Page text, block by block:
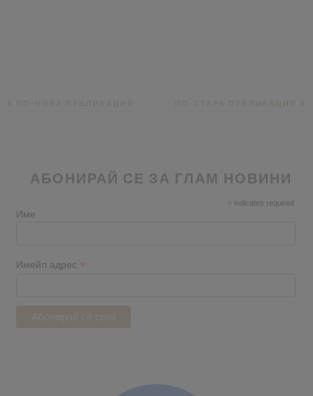
АБОНИРАЙ СЕ ЗА ГЛАМ НОВИНИ
* indicates required
Име
Имейл адрес *